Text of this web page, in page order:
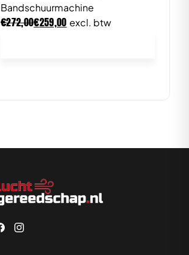
Bandschuurmachine
€272,00€259,00 excl. btw